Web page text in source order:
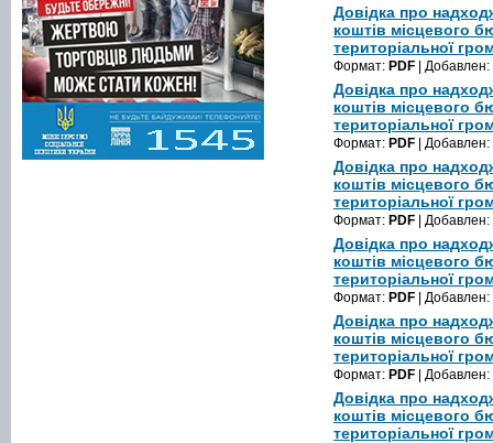
Довідка про
коштів місцевого
територіальної
Формат: PDF | Добавлен:
Довідка про
коштів місцевого
територіальної
Формат: PDF | Добавлен:
Довідка про
коштів місцевого
територіальної
Формат: PDF | Добавлен:
Довідка про
коштів місцевого
територіальної
Формат: PDF | Добавлен:
Довідка про
коштів місцевого
територіальної
Формат: PDF | Добавлен:
Довідка про
коштів місцевого
територіальної